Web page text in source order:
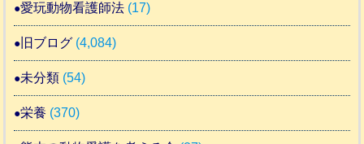
愛玩動物看護師法 (17)
旧ブログ (4,084)
未分類 (54)
栄養 (370)